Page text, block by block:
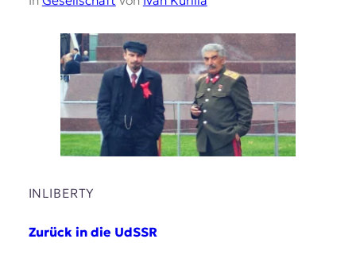
INLIBERTY
Zurück in die UdSSR